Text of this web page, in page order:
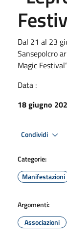
Dal 21 al 23
Sansepolcro
Magic
Data :
18 giugno
Condividi
Categorie:
Manifestazioni
Argomenti:
Associazioni